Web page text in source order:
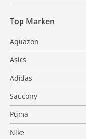
Top Marken
Aquazon
Asics
Adidas
Saucony
Puma
Nike